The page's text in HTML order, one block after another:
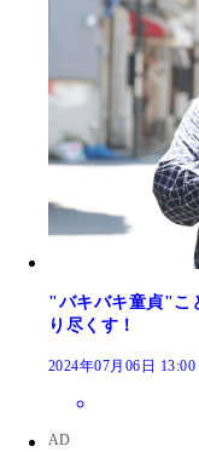
"バキバキ童貞"こ
り尽くす！
2024年07月06日 13:00